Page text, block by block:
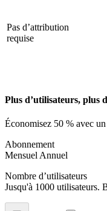
Pas d’attribution
requise
Plus d’utilisateurs, plus
Économisez 50 % avec
Abonnement
Mensuel Annuel
Nombre d’utilisateurs
Jusqu'à 1000 utilisateurs.